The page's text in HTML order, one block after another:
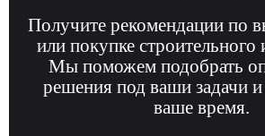
Получите рекомендации по
или покупке строительного
Мы поможем подобрать
решения под ваши задачи
ваше время.